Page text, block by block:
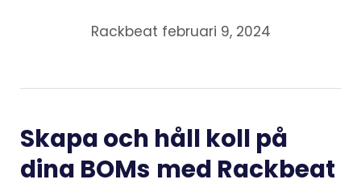
Rackbeat februari 9, 2024
Skapa och håll koll på
dina BOMs med Rackbeat